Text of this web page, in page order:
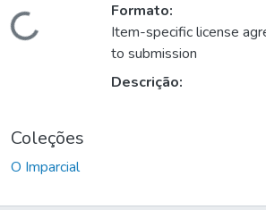
Carregando...
Formato:
Item-specific license
to submission
Descrição:
Coleções
O Imparcial